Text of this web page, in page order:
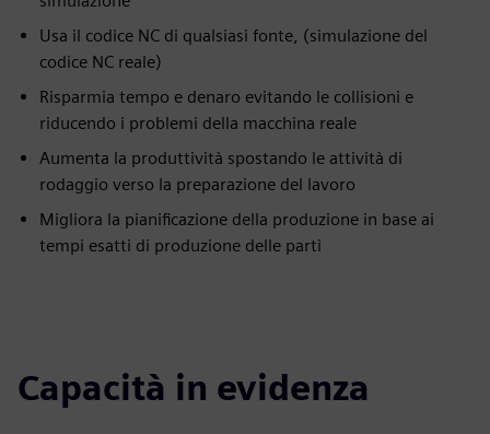
Usa il codice NC di qualsiasi fonte, (simulazione del
codice NC reale)
Risparmia tempo e denaro evitando le collisioni e
riducendo i problemi della macchina reale
Aumenta la produttività spostando le attività di
rodaggio verso la preparazione del lavoro
Migliora la pianificazione della produzione in base ai
tempi esatti di produzione delle parti
Capacità in evidenza